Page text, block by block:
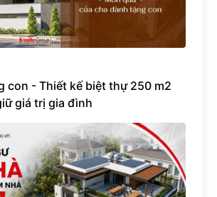
con - Thiết kế biệt thự 250 m2
giá trị gia đình